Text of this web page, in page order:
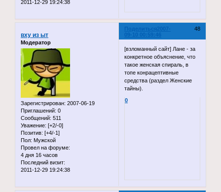
2011-12-29 19:24:38
Поделиться 48
2007-
09-10 00:59:46
вху из ыт
Модератор
Зарегистрирован: 2007-06-19
Приглашений: 0
Сообщений: 511
Уважение: [+2/-0]
Позитив: [+4/-1]
Пол: Мужской
Провел на форуме:
4 дня 16 часов
Последний визит:
2011-12-29 19:24:38
[взломанный сайт] Лане - за
конкретное объяснение, что
такое женская спираль, в
топе конрацептивные
средства (раздел Женские
тайны).
0